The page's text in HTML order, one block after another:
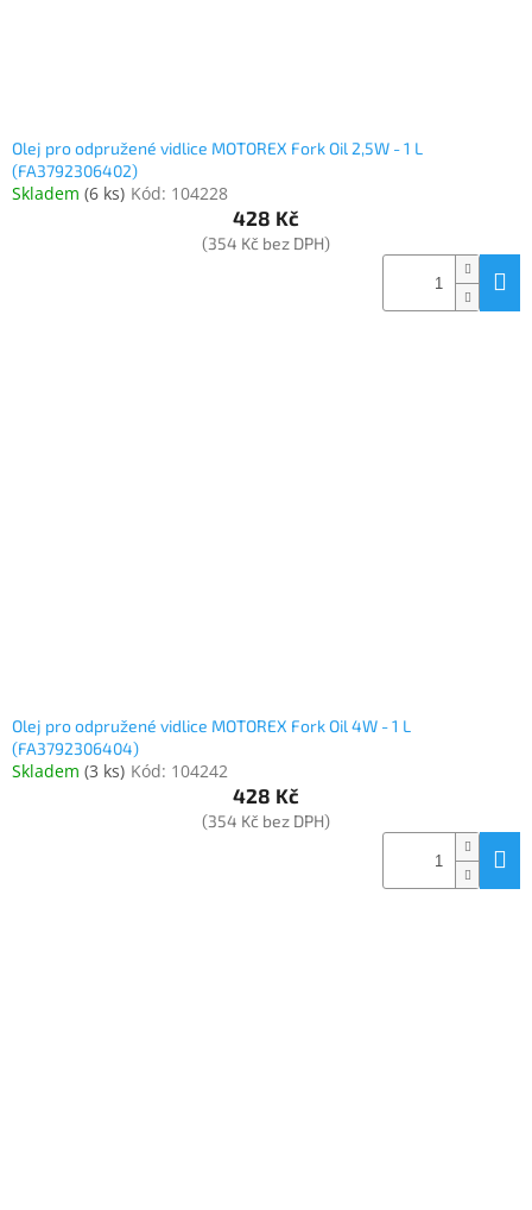
Olej pro odpružené vidlice MOTOREX Fork Oil 2,5W - 1 L
(FA3792306402)
Skladem (6 ks) Kód: 104228
428 Kč
(354 Kč bez DPH)
Olej pro odpružené vidlice MOTOREX Fork Oil 4W - 1 L
(FA3792306404)
Skladem (3 ks) Kód: 104242
428 Kč
(354 Kč bez DPH)